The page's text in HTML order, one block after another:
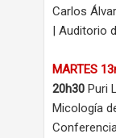
Carlos
| Auditorio
MARTES
20h30 Puri
Micología
Conferencia